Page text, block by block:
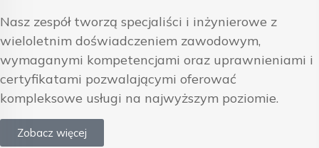
Nasz zespół tworzą specjaliści i inżynierowe z
wieloletnim doświadczeniem zawodowym,
wymaganymi kompetencjami oraz uprawnieniami i
certyfikatami pozwalającymi oferować
kompleksowe usługi na najwyższym poziomie.
Zobacz więcej